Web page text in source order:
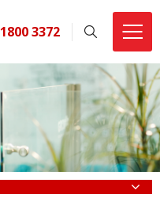
1800 3372